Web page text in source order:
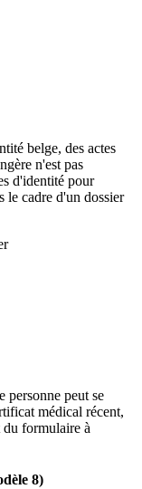
belge, des actes
n'est pas
d'identité pour
le cadre d'un dossier
personne peut se
médical récent,
du formulaire à
8)